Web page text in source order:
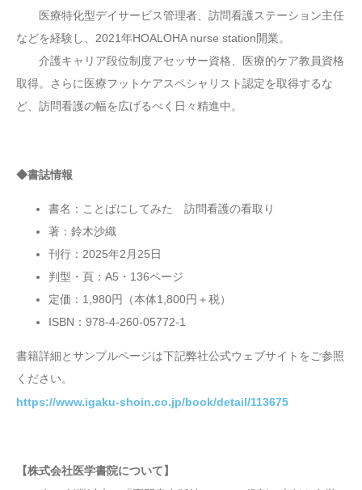
医療特化型デイサービス管理者、訪問看護ステーション主任
などを経験し、2021年HOALOHA nurse station開業。
介護キャリア段位制度アセッサー資格、医療的ケア教員資格
取得。さらに医療フットケアスペシャリスト認定を取得するな
ど、訪問看護の幅を広げるべく日々精進中。
◆書誌情報
書名：ことばにしてみた 訪問看護の看取り
著：鈴木沙織
刊行：2025年2月25日
判型・頁：A5・136ページ
定価：1,980円（本体1,800円＋税）
ISBN：978-4-260-05772-1
書籍詳細とサンプルページは下記弊社公式ウェブサイトをご参照
ください。
https://www.igaku-shoin.co.jp/book/detail/113675
【株式会社医学書院について】